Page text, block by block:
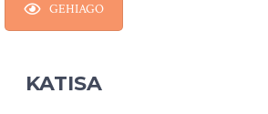
GEHIAGO
KATISA